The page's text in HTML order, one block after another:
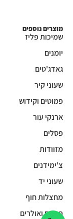
מוצרים נוספים
שמיכות פליז
יומנים
גאדג'טים
שעוני קיר
פמוטים וקידוש
ארנקי עור
פסלים
מזוודות
צ'ימידנים
שעוני יד
מחצלות חוף
פנסים ואולרים